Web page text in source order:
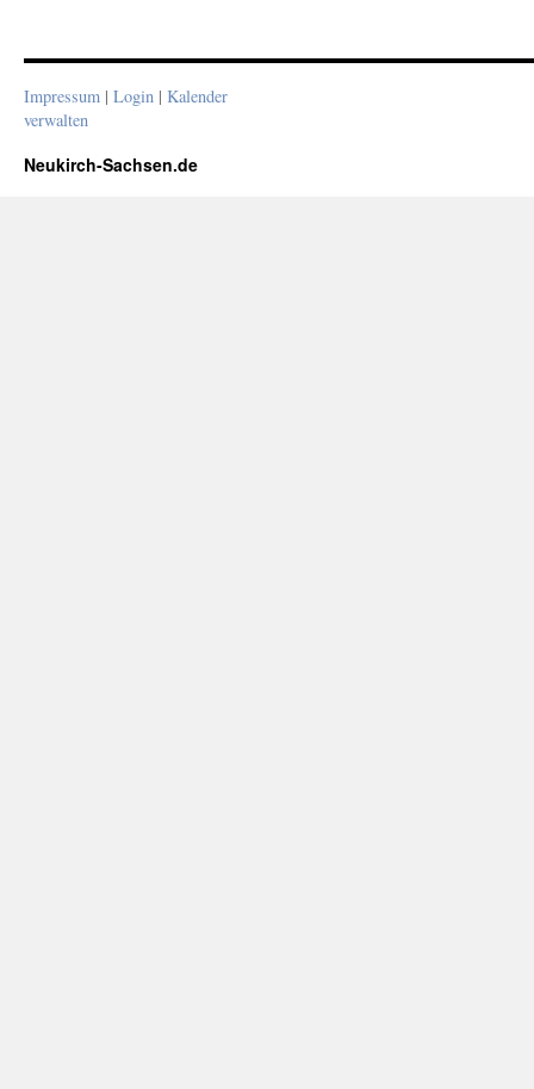
Impressum | Login | Kalender
verwalten
Neukirch-Sachsen.de